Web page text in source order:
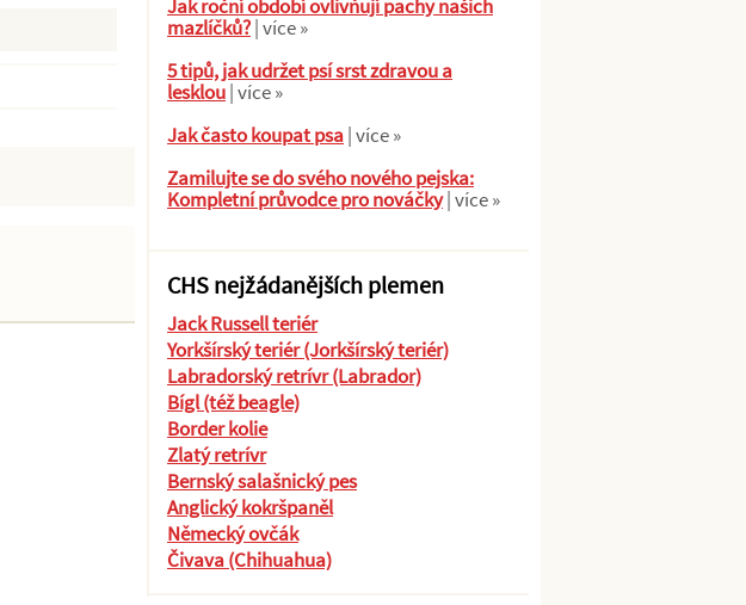
Jak roční období ovlivňují pachy našich
mazlíčků?| více »
5 tipů, jak udržet psí srst zdravou a
lesklou| více »
Jak často koupat psa| více »
Zamilujte se do svého nového pejska:
Kompletní průvodce pro nováčky| více »
CHS nejžádanějších plemen
Jack Russell teriér
Yorkšírský teriér (Jorkšírský teriér)
Labradorský retrívr (Labrador)
Bígl (též beagle)
Border kolie
Zlatý retrívr
Bernský salašnický pes
Anglický kokršpaněl
Německý ovčák
Čivava (Chihuahua)